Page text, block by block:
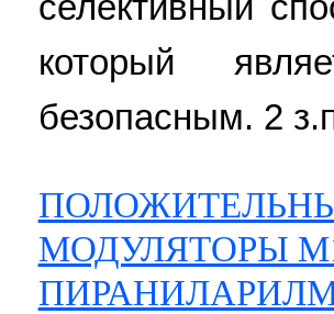
который
безопасным. 2
МОДУЛЯТОРЫ